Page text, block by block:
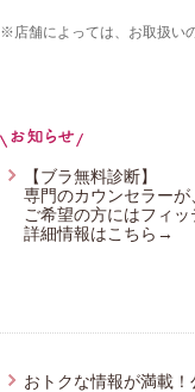
※店舗によっては、お取扱い
【ブラ無料診断】
専門のカウンセラーが
ご希望の方にはフィ
詳細情報はこちら→
おトクな情報が満載